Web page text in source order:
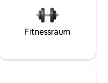
Fitnessraum